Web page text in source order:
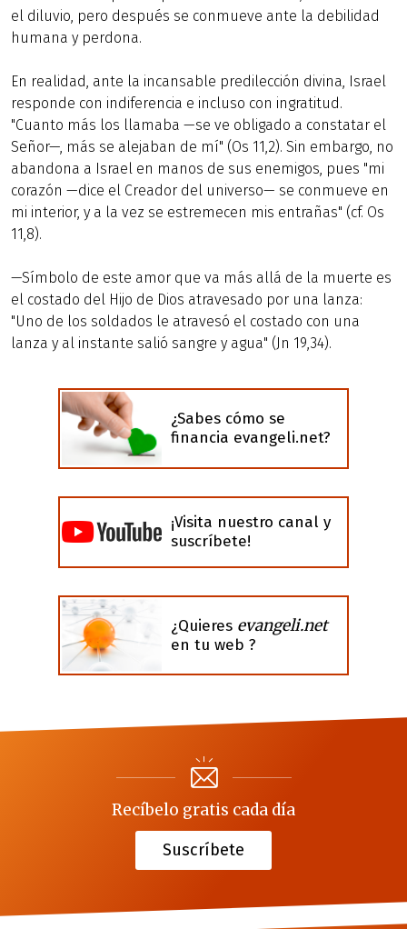
el diluvio, pero después se conmueve ante la debilidad
humana y perdona.
En realidad, ante la incansable predilección divina, Israel
responde con indiferencia e incluso con ingratitud.
"Cuanto más los llamaba —se ve obligado a constatar el
Señor—, más se alejaban de mí" (Os 11,2). Sin embargo, no
abandona a Israel en manos de sus enemigos, pues "mi
corazón —dice el Creador del universo— se conmueve en
mi interior, y a la vez se estremecen mis entrañas" (cf. Os
11,8).
—Símbolo de este amor que va más allá de la muerte es
el costado del Hijo de Dios atravesado por una lanza:
"Uno de los soldados le atravesó el costado con una
lanza y al instante salió sangre y agua" (Jn 19,34).
¿Sabes cómo se
financia evangeli.net?
¡Visita nuestro canal y
suscríbete!
¿Quieres evangeli.net
en tu web ?
Recíbelo gratis cada día
Suscríbete